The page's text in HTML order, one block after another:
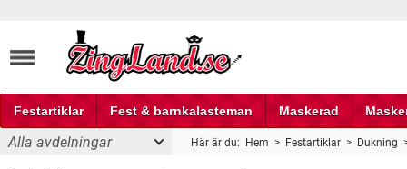
Festartiklar Fest & barnkalasteman Maskerad
Fest och partyprylar
Alla avdelningar Här är du: Hem > Festartiklar > Dukning